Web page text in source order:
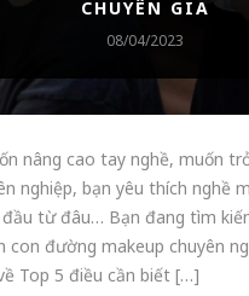
CHUYÊN GIA
08/04/2023
nâng cao tay nghề, muốn
nghiệp, bạn yêu thích nghề
từ đâu… Bạn đang tìm
đường makeup chuyên
Top 5 điều cần biết […]